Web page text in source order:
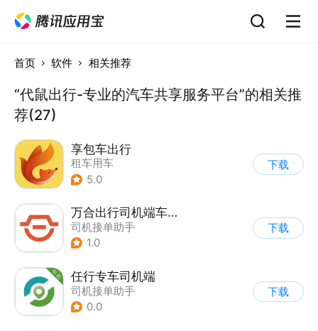
首页 软件 相关推荐
“代鼠出行-专业的汽车共享服务平台”的相关推
荐(27)
享包车出行
租车用车
5.0
下载
万合出行司机端车主招募平台
司机接单助手
1.0
下载
任行专车司机端
司机接单助手
0.0
下载